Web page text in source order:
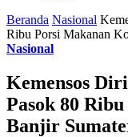
Beranda Nasional
Ribu Porsi Makanan
Nasional
Kemensos
Pasok 80
Banjir